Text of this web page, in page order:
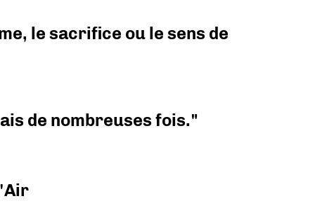
le sacrifice ou le sens de
de nombreuses fois."